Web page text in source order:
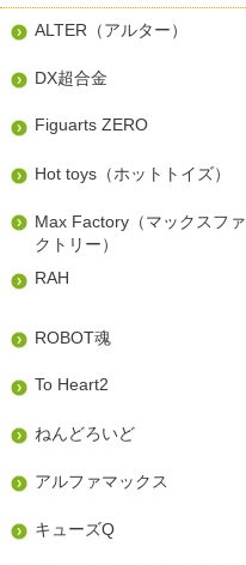
ALTER（アルター）
DX超合金
Figuarts ZERO
Hot toys（ホットトイズ）
Max Factory（マックスファ
クトリー）
RAH
ROBOT魂
To Heart2
ねんどろいど
アルファマックス
キューズQ